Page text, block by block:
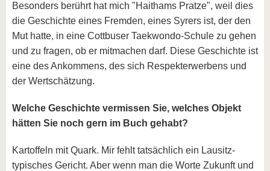
Besonders berührt hat mich "Haithams Pratze", weil dies
die Geschichte eines Fremden, eines Syrers ist, der den
Mut hatte, in eine Cottbuser Taekwondo-Schule zu gehen
und zu fragen, ob er mitmachen darf. Diese Geschichte ist
eine des Ankommens, des sich Respekterwerbens und
der Wertschätzung.
Welche Geschichte vermissen Sie, welches Objekt
hätten Sie noch gern im Buch gehabt?
Kartoffeln mit Quark. Mir fehlt tatsächlich ein Lausitz-
typisches Gericht. Aber wenn man die Worte Zukunft und